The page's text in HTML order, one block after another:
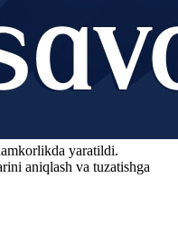
yaratildi.
aniqlash va tuzatishga